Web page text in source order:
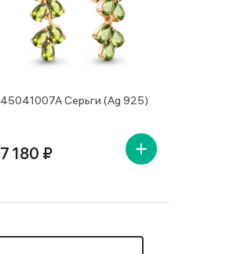
45041007А Серьги (Ag 925)
7 180 ₽